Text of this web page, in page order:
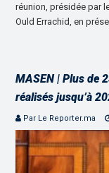
réunion, présidée par
Ould Errachid, en
MASEN | Plus de
réalisés jusqu’à
Par Le Reporter.ma